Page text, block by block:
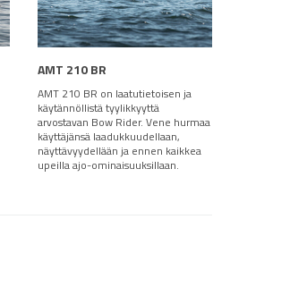
AMT 210 BR
AMT 210 BR on laatutietoisen ja
käytännöllistä tyylikkyyttä
arvostavan Bow Rider. Vene hurmaa
käyttäjänsä laadukkuudellaan,
näyttävyydellään ja ennen kaikkea
upeilla ajo-ominaisuuksillaan.